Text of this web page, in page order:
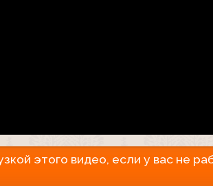
этого видео, если у вас не